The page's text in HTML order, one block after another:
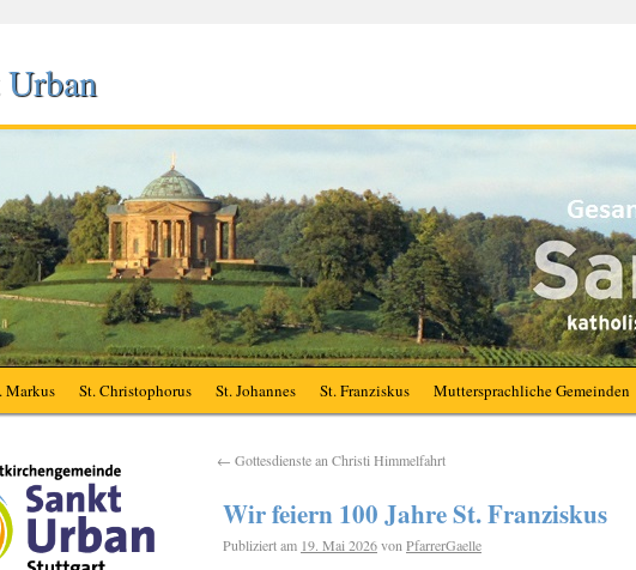
Markus St. Christophorus St. Johannes St. Franziskus Muttersprachliche Gemeinden
← Gottesdienste an Christi Himmelfahrt
Wir feiern 100 Jahre St. Franziskus
Publiziert am 19. Mai 2026von PfarrerGaelle